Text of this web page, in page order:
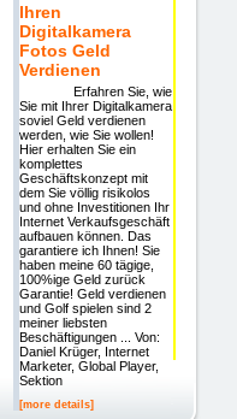
Ihren
Digitalkamera
Fotos Geld
Verdienen
Erfahren Sie, wie
Sie mit Ihrer Digitalkamera
soviel Geld verdienen
werden, wie Sie wollen!
Hier erhalten Sie ein
komplettes
Geschäftskonzept mit
dem Sie völlig risikolos
und ohne Investitionen Ihr
Internet Verkaufsgeschäft
aufbauen können. Das
garantiere ich Ihnen! Sie
haben meine 60 tägige,
100%ige Geld zurück
Garantie! Geld verdienen
und Golf spielen sind 2
meiner liebsten
Beschäftigungen ... Von:
Daniel Krüger, Internet
Marketer, Global Player,
Sektion
[more details]